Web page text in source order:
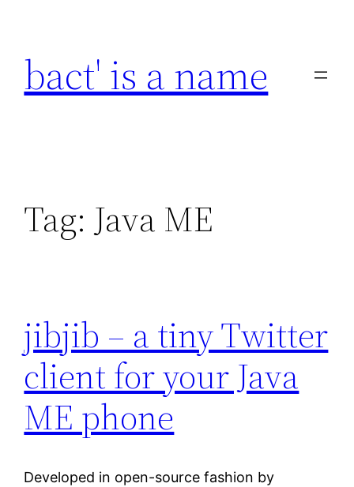
content
bact' is a name
Tag: Java ME
jibjib – a tiny Twitter
client for your Java
ME phone
Developed in open-source fashion by